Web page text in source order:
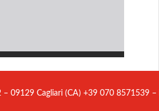
09129 Cagliari (CA) +39 070 8571539 –